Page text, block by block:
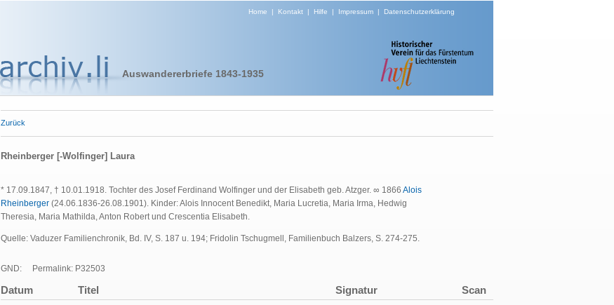
Home | Kontakt| Hilfe | Impressum| Datenschutzerklärung
Auswandererbriefe 1843-1935
Zurück
Rheinberger [-Wolfinger] Laura
* 17.09.1847, † 10.01.1918. Tochter des Josef Ferdinand Wolfinger und der Elisabeth geb. Atzger. ∞ 1866 Alois
Rheinberger (24.06.1836-26.08.1901). Kinder: Alois Innocent Benedikt, Maria Lucretia, Maria Irma, Hedwig
Theresia, Maria Mathilda, Anton Robert und Crescentia Elisabeth.
Quelle: Vaduzer Familienchronik, Bd. IV, S. 187 u. 194; Fridolin Tschugmell, Familienbuch Balzers, S. 274-275.
GND: Permalink: P32503
Datum Titel Signatur Scan